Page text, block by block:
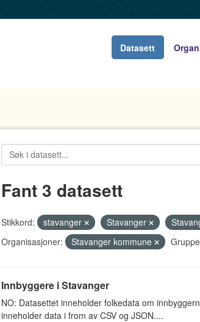
Datasett
Fant 3 datasett
Stikkord: stavanger Stavanger
Organisasjoner:
Stavanger kommune
Innbyggere i Stavanger
NO: Datasettet inneholder folkedata om
inneholder data i from av CSV og JSON....